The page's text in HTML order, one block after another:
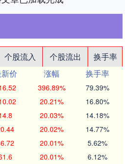
个股流入 个股流出
换手率
价 涨幅
换手率
396.89% 79.39%
20.21% 16.80%
20.03% 14.18%
20.02% 14.77%
20.01% 5.62%
20.01% 6.12%